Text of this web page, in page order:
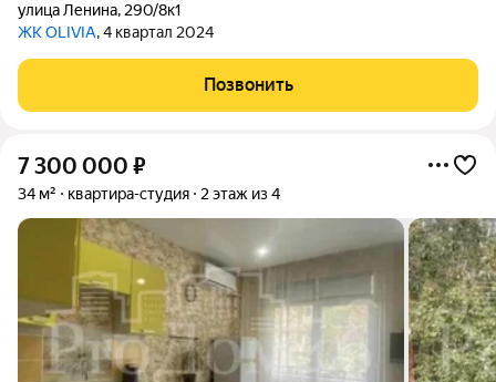
улица Ленина, 290/8к1
ЖК OLIVIA, 4 квартал 2024
Позвонить
7 300 000 ₽
34 м² квартира-студия 2 этаж из 4